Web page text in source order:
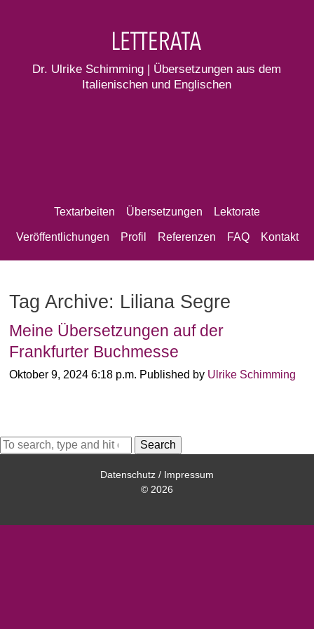
Dr. Ulrike Schimming | Übersetzungen aus dem
Italienischen und Englischen
Textarbeiten Übersetzungen Lektorate
Veröffentlichungen Profil Referenzen FAQ Kontakt
Tag Archive: Liliana Segre
Meine Übersetzungen auf der
Frankfurter Buchmesse
Oktober 9, 2024 6:18 p.m. Published by Ulrike Schimming
Search
Datenschutz / Impressum
© 2026